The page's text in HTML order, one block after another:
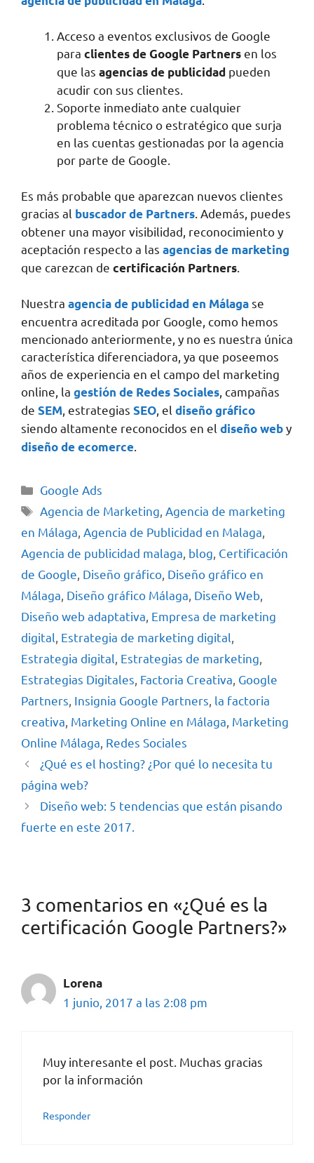
Acceso a eventos exclusivos de Google
para clientes de Google Partnersen los
que las agencias de publicidad pueden
acudir con sus clientes.
Soporte inmediato ante cualquier
problema técnico o estratégico que surja
en las cuentas gestionadas por la agencia
por parte de Google.
Es más probable que aparezcan nuevos clientes
gracias al buscador de Partners . Además, puedes
obtener una mayor visibilidad, reconocimiento y
aceptación respecto a las agencias de marketing
que carezcan de certificación Partners
Nuestra agencia de publicidad en Málagase
encuentra acreditada por Google, como hemos
mencionado anteriormente, y no es nuestra única
característica diferenciadora, ya que poseemos
años de experiencia en el campo del marketing
online, la gestión de Redes Sociales , campañas
de SEM , estrategias SEO , el diseño gráfico
siendo altamente reconocidos en el diseño weby
diseño de ecomerce
Google Ads
Agencia de Marketing Agencia de marketing
en Málaga Agencia de Publicidad en Malaga
Agencia de publicidad malaga blog Certificación
de Google Diseño gráfico Diseño gráfico en
Málaga Diseño gráfico Málaga Diseño Web
Diseño web adaptativa Empresa de marketing
digital Estrategia de marketing digital
Estrategia digital Estrategias de marketing
Estrategias Digitales Factoria Creativa Google
Partners Insignia Google Partners la factoria
creativa Marketing Online en Málaga Marketing
Online Málaga Redes Sociales
¿Qué es el hosting? ¿Por qué lo necesita tu
página web?
Diseño web: 5 tendencias que están pisando
fuerte en este 2017.
3 comentarios en «¿Qué es la
certificación Google Partners?»
Lorena
1 junio, 2017 a las 2:08 pm
Muy interesante el post. Muchas gracias
por la información
Responder